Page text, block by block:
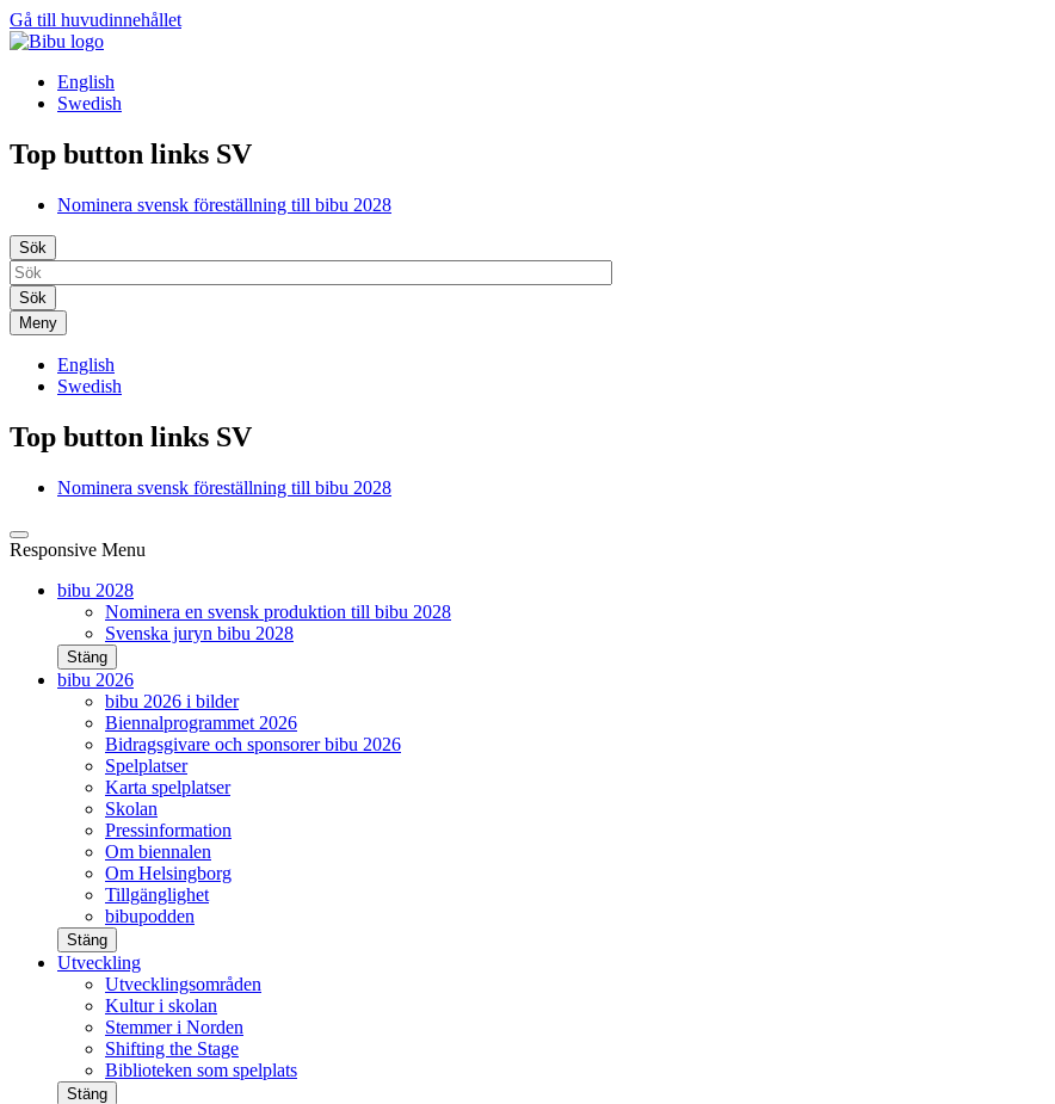
Gå till huvudinnehållet
English
Swedish
Top button links SV
Nominera svensk föreställning till bibu 2028
Sök
Meny
English
Swedish
Top button links SV
Nominera svensk föreställning till bibu 2028
Responsive Menu
bibu 2028
Nominera en svensk produktion till bibu 2028
Svenska juryn bibu 2028
Stäng
bibu 2026
bibu 2026 i bilder
Biennalprogrammet 2026
Bidragsgivare och sponsorer bibu 2026
Spelplatser
Karta spelplatser
Skolan
Pressinformation
Om biennalen
Om Helsingborg
Tillgänglighet
bibupodden
Stäng
Utveckling
Utvecklingsområden
Kultur i skolan
Stemmer i Norden
Shifting the Stage
Biblioteken som spelplats
Stäng